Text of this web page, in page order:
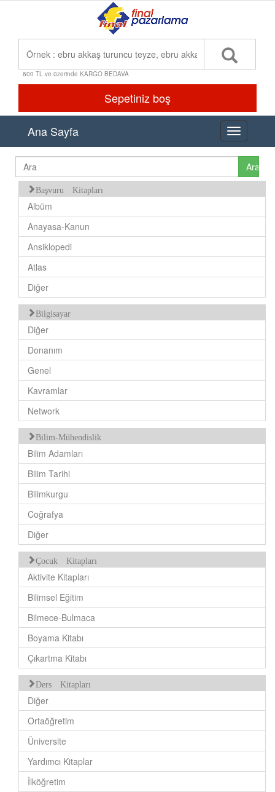
600 TL ve üzerinde KARGO BEDAVA
Sepetiniz boş
Toggle
navigation
Ana Sayfa
Başvuru Kitapları
Albüm
Anayasa-Kanun
Ansiklopedi
Atlas
Diğer
Bilgisayar
Diğer
Donanım
Genel
Kavramlar
Network
Bilim-Mühendislik
Bilim Adamları
Bilim Tarihi
Bilimkurgu
Coğrafya
Diğer
Çocuk Kitapları
Aktivite Kitapları
Bilimsel Eğitim
Bilmece-Bulmaca
Boyama Kitabı
Çıkartma Kitabı
Ders Kitapları
Diğer
Ortaöğretim
Üniversite
Yardımcı Kitaplar
İlköğretim